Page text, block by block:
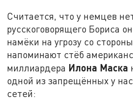
Считается, что у немцев
русскоговорящего Бориса
намёки на угрозу со
напоминают стёб
миллиардера Илона Маска
одной из запрещённых у
сетей: